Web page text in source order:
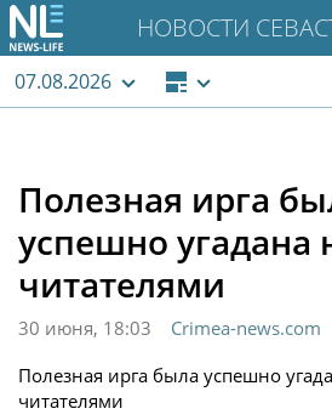
НОВОСТИ
07.08.2026
Полезная ирга
успешно
читателями
30 июня, 18:03
Crimea-news.com
Полезная ирга была успешно
читателями